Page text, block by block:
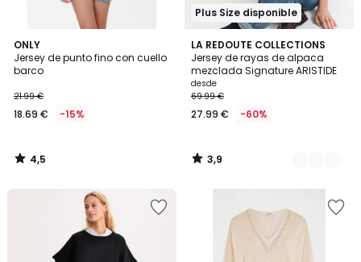
ONLY
Jersey de punto fino con cuello
barco
21.99 €
18.69 € -15%
4,5
/ 5
4,5
/
Plus Size disponible
LA REDOUTE COLLECTIONS
Jersey de rayas de alpaca
mezclada Signature ARISTIDE
desde
69.99 €
27.99 € -60%
3,9
/ 5
2
Colores
3,9
/